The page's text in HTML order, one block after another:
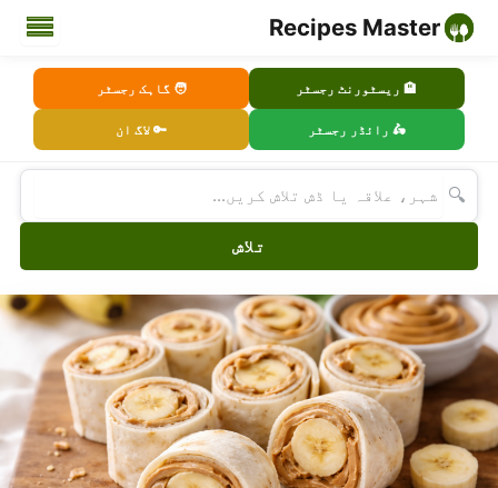
Recipes Master
🏨 ریسٹورنٹ رجسٹر 🧑 گاہک رجسٹر
🛵 رائڈر رجسٹر 🔑 لاگ ان
🔍
تلاش